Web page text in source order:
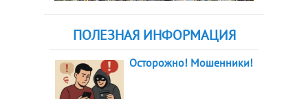
ПОЛЕЗНАЯ ИНФОРМАЦИЯ
Осторожно! Мошенники!